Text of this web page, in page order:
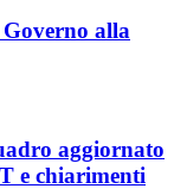
Governo alla
aggiornato
e chiarimenti